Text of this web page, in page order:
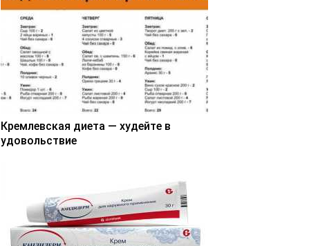
Кремлевская диета — худейте в
удовольствие